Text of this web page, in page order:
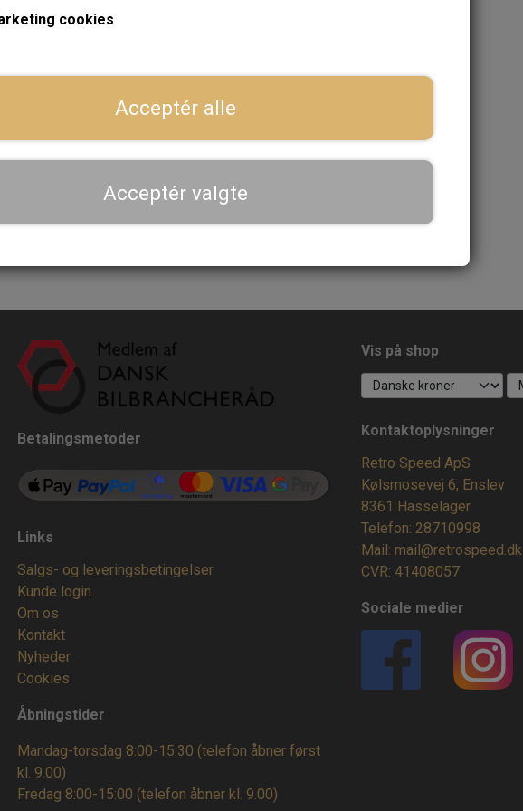
Betalingsmetoder
Links
Salgs- og leveringsbetingelser
Kunde login
Om os
Kontakt
Nyheder
Cookies
Åbningstider
Mandag-torsdag 8:00-15:30 (telefon åbner først
kl. 9.00)
Fredag 8:00-15:00 (telefon åbner kl. 9.00)
Vis på shop
Kontaktoplysninger
Retro Speed ApS
Kølsmosevej 6, Enslev
8361 Hasselager
Telefon: 28710998
Mail: mail@retrospeed.dk
CVR: 41408057
Sociale medier
cookies
Acceptér alle
Acceptér valgte